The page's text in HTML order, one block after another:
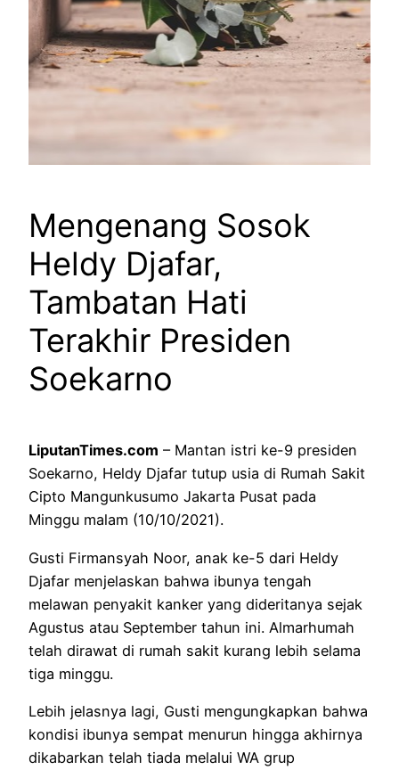
Mengenang Sosok
Heldy Djafar,
Tambatan Hati
Terakhir Presiden
Soekarno
LiputanTimes.com – Mantan istri ke-9 presiden
Soekarno, Heldy Djafar tutup usia di Rumah Sakit
Cipto Mangunkusumo Jakarta Pusat pada
Minggu malam (10/10/2021).
Gusti Firmansyah Noor, anak ke-5 dari Heldy
Djafar menjelaskan bahwa ibunya tengah
melawan penyakit kanker yang dideritanya sejak
Agustus atau September tahun ini. Almarhumah
telah dirawat di rumah sakit kurang lebih selama
tiga minggu.
Lebih jelasnya lagi, Gusti mengungkapkan bahwa
kondisi ibunya sempat menurun hingga akhirnya
dikabarkan telah tiada melalui WA grup